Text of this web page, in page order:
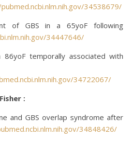
34538679/
of GBS in a 65yoF following
34447646/
86yoF temporally associated with
34722067/
:
and GBS overlap syndrome after
34848426/